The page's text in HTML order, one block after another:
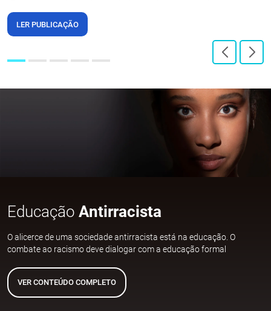
LER PUBLICAÇÃO
Educação Antirracista
O alicerce de uma sociedade antirracista está na educação. O
combate ao racismo deve dialogar com a educação formal
VER CONTEÚDO COMPLETO